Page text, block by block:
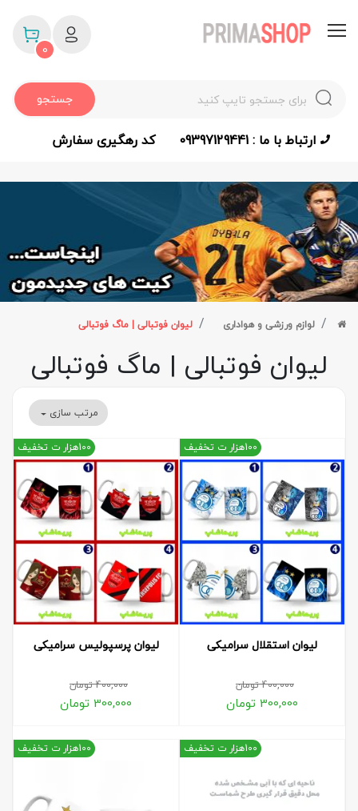
جستجو
0
ارتباط با ما : 09397129441 کد رهگیری سفارش
لوازم ورزشی و هواداری لیوان فوتبالی | ماگ فوتبالی
لیوان فوتبالی | ماگ فوتبالی
مرتب سازی
لیوان استقلال سرامیکی
400,000تومان
300,000 تومان
100هزار ت تخفیف
لیوان پرسپولیس سرامیکی
400,000تومان
300,000 تومان
100هزار ت تخفیف
100هزار ت تخفیف 100هزار ت تخفیف